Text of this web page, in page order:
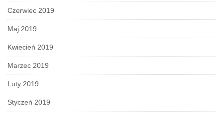
Czerwiec 2019
Maj 2019
Kwiecień 2019
Marzec 2019
Luty 2019
Styczeń 2019